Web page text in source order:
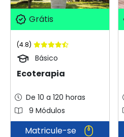
Grátis
(4.8)
Básico
Ecoterapia
De 10 a 120 horas
9 Módulos
Matricule-se